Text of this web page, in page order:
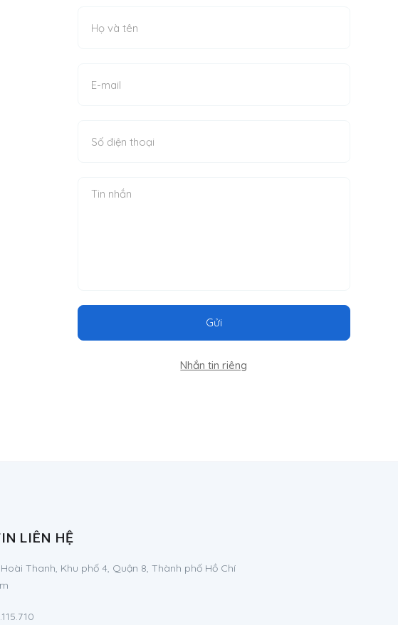
Gửi
Nhắn tin riêng
LIÊN HỆ
Hoài Thanh, Khu phố 4, Quận 8, Thành phố Hồ Chí